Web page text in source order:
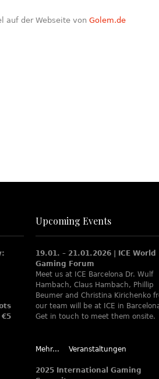
auf der Webseite von Golem.de
€5
Upcoming Events
19.01. – 21.01.2026 | ICE World
Gaming Forum
Meet us at ICE Barcelona Dr. Wulf
Hambach, Claus Hambach, Phillip
Beumer and Christina Kirichenko
our team will be at ICE in
Get in touch to meet them onsite.
Mehr... Veranstaltungen
2025 International Gaming